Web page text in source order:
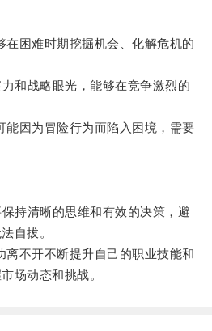
困难时期挖掘机会、化解危机的
战略眼光，能够在竞争激烈的
因为冒险行为而陷入困境，需要
清晰的思维和有效的决策，避
自拔。
不开不断提升自己的职业技能和
场动态和挑战。